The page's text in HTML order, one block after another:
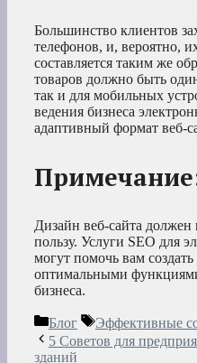
Большинство клиентов
телефонов, и, вероятно,
составляется таким же
товаров должно быть
так и для мобильных
ведения бизнеса
адаптивный формат веб-
Дизайн веб-сайта
пользу. Услуги SEO для
могут помочь вам
оптимальными
бизнеса.
Рубрики
Блог Метки
Эффективные
5 Советов для
зданий